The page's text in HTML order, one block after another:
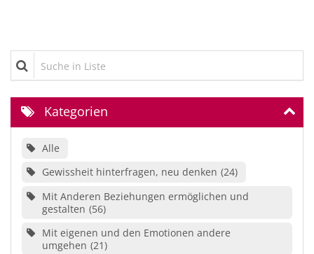
Suche in Liste
Kategorien
Alle
Gewissheit hinterfragen, neu denken 24
Mit Anderen Beziehungen ermöglichen und
gestalten 56
Mit eigenen und den Emotionen andere
umgehen 21